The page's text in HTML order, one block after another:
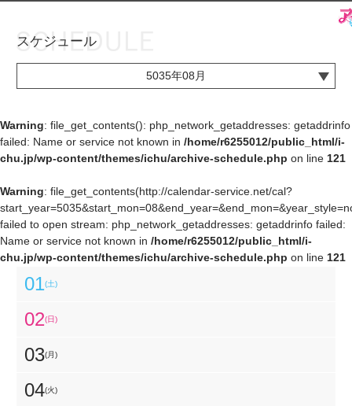
アイ★チュウとは
ユニット&キャラクター
ミュージック
グッズ・本
ギャラリー
お知らせ
アイ★チュウとは
イベント・キャンペーン
ミュージック
グッズ・本
スケジュール
5035年08月
Warning: file_get_contents(): php_network_getaddresses: getaddrinfo
failed: Name or service not known in /home/r6255012/public_html/i-
chu.jp/wp-content/themes/ichu/archive-schedule.php on line 121
Warning: file_get_contents(http://calendar-service.net/cal?
failed to open stream: php_network_getaddresses: getaddrinfo failed:
Name or service not known in /home/r6255012/public_html/i-
chu.jp/wp-content/themes/ichu/archive-schedule.php on line 121
01(土)
02(日)
03(月)
04(火)